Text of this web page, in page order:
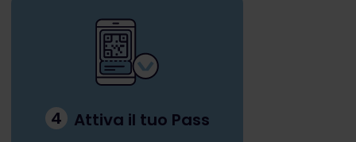
4 Attiva il tuo Pass